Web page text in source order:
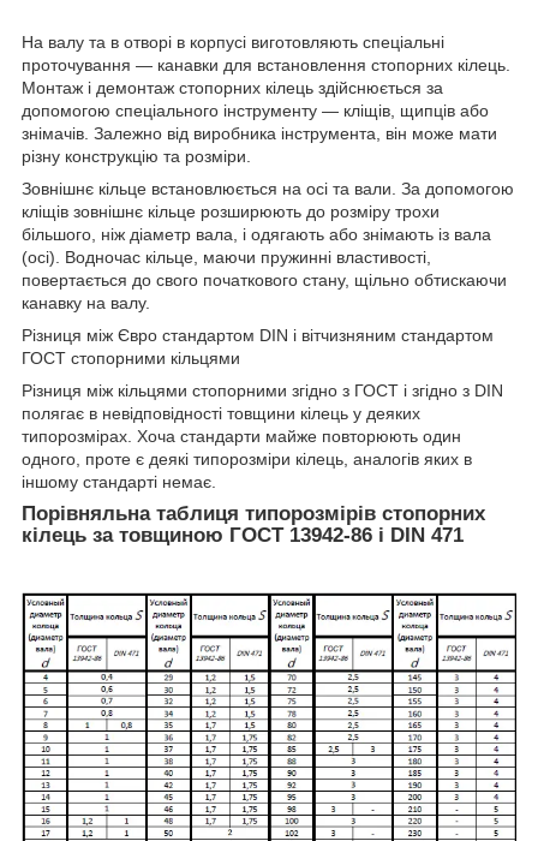
На валу та в отворі в корпусі виготовляють спеціальні
проточування — канавки для встановлення стопорних кілець.
Монтаж і демонтаж стопорних кілець здійснюється за
допомогою спеціального інструменту — кліщів, щипців або
знімачів. Залежно від виробника інструмента, він може мати
різну конструкцію та розміри.
Зовнішнє кільце встановлюється на осі та вали. За допомогою
кліщів зовнішнє кільце розширюють до розміру трохи
більшого, ніж діаметр вала, і одягають або знімають із вала
(осі). Водночас кільце, маючи пружинні властивості,
повертається до свого початкового стану, щільно обтискаючи
канавку на валу.
Різниця між Євро стандартом DIN і вітчизняним стандартом
ГОСТ стопорними кільцями
Різниця між кільцями стопорними згідно з ГОСТ і згідно з DIN
полягає в невідповідності товщини кілець у деяких
типорозмірах. Хоча стандарти майже повторюють один
одного, проте є деякі типорозміри кілець, аналогів яких в
іншому стандарті немає.
Порівняльна таблиця типорозмірів стопорних
кілець за товщиною ГОСТ 13942-86 і DIN 471